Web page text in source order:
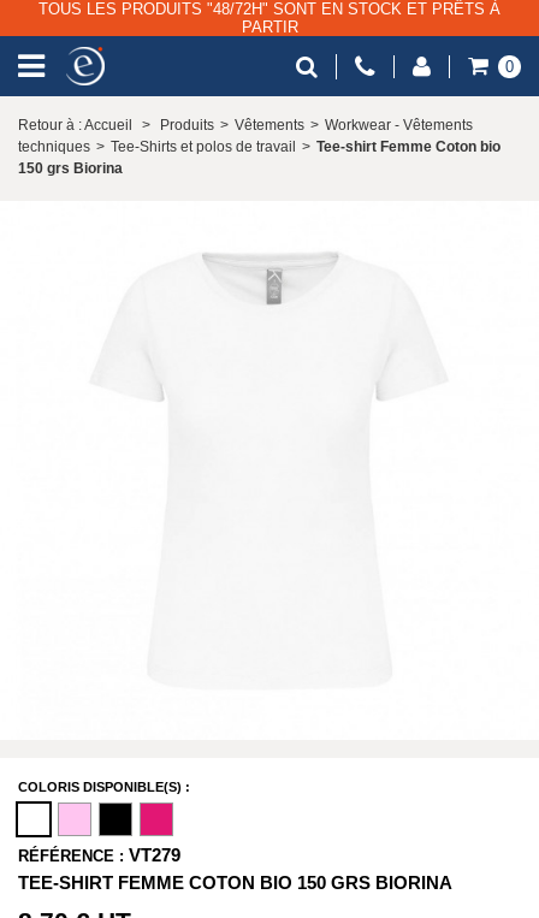
TOUS LES PRODUITS "48/72H" SONT EN STOCK ET PRÊTS À
PARTIR
0
Retour à : Accueil > Produits > Vêtements > Workwear - Vêtements
techniques > Tee-Shirts et polos de travail > Tee-shirt Femme Coton bio
150 grs Biorina
COLORIS DISPONIBLE(S) :
RÉFÉRENCE : VT279
TEE-SHIRT FEMME COTON BIO 150 GRS BIORINA